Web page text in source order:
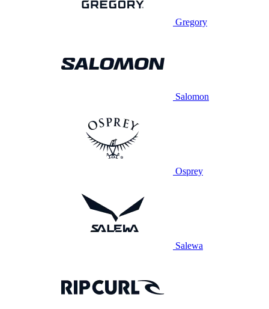
Gregory
Salomon
Osprey
Salewa